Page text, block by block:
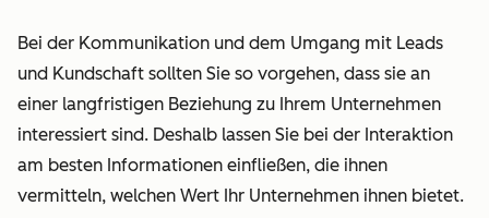
Bei der Kommunikation und dem Umgang mit Leads
und Kundschaft sollten Sie so vorgehen, dass sie an
einer langfristigen Beziehung zu Ihrem Unternehmen
interessiert sind. Deshalb lassen Sie bei der Interaktion
am besten Informationen einfließen, die ihnen
vermitteln, welchen Wert Ihr Unternehmen ihnen bietet.